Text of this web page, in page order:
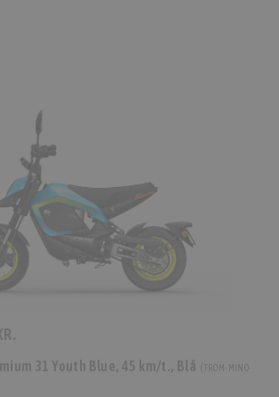
31 Youth Blue, 45 km/t., Blå ( TROM-MINO-